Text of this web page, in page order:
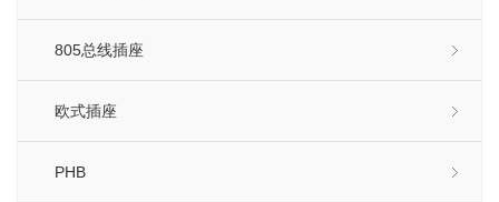
805总线插座
欧式插座
PHB